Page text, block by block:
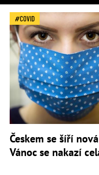
COVID
Českem se šíří
Vánoc se nakazí